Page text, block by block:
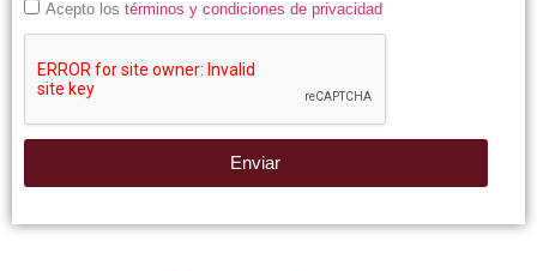
Acepto los términos y condiciones de privacidad
Enviar